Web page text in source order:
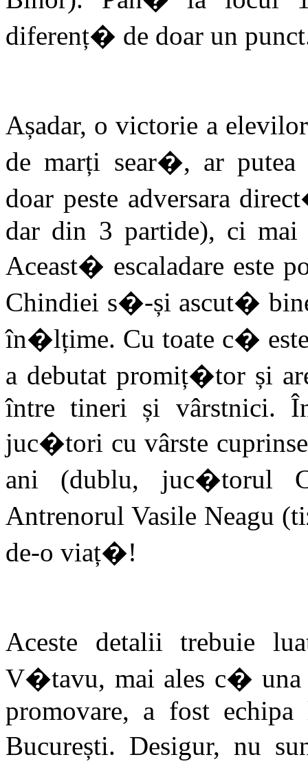
diferenț� de doar un
Așadar, o victorie a
de marți sear�, ar
doar peste adversara
dar din 3 partide), ci mai
Aceast� escaladare
Chindiei s�-și ascut�
în�lțime. Cu toate c�
a debutat promiț�tor și
între tineri și vârstnici.
juc�tori cu vârste
ani (dublu, juc�torul
Antrenorul Vasile Neagu
de-o viaț�!
Aceste detalii trebuie
V�tavu, mai ales c� una
promovare, a fost
București. Desigur, nu